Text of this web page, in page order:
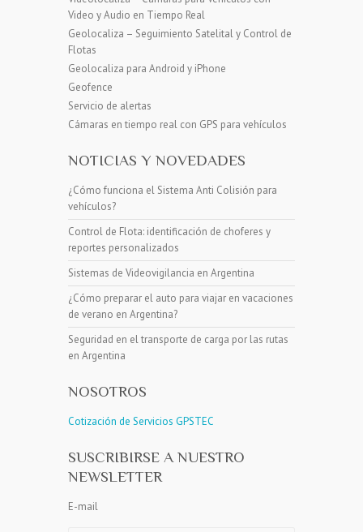
Video y Audio en Tiempo Real
Geolocaliza – Seguimiento Satelital y Control de
Flotas
Geolocaliza para Android y iPhone
Geofence
Servicio de alertas
Cámaras en tiempo real con GPS para vehículos
NOTICIAS Y NOVEDADES
¿Cómo funciona el Sistema Anti Colisión para
vehículos?
Control de Flota: identificación de choferes y
reportes personalizados
Sistemas de Videovigilancia en Argentina
¿Cómo preparar el auto para viajar en vacaciones
de verano en Argentina?
Seguridad en el transporte de carga por las rutas
en Argentina
NOSOTROS
Cotización de Servicios GPSTEC
SUSCRIBIRSE A NUESTRO
NEWSLETTER
E-mail